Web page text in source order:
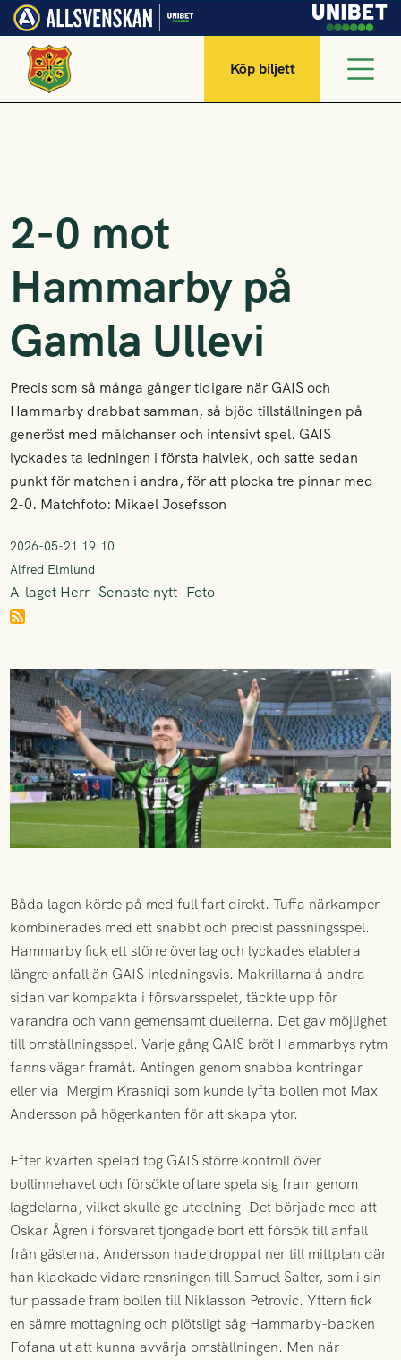
Köp biljett
2-0 mot
Hammarby på
Gamla Ullevi
Precis som så många gånger tidigare när GAIS och
Hammarby drabbat samman, så bjöd tillställningen på
generöst med målchanser och intensivt spel. GAIS
lyckades ta ledningen i första halvlek, och satte sedan
punkt för matchen i andra, för att plocka tre pinnar med
2-0. Matchfoto: Mikael Josefsson
2026-05-21 19:10
Alfred Elmlund
A-laget Herr Senaste nytt Foto
Båda lagen körde på med full fart direkt. Tuffa närkamper
kombinerades med ett snabbt och precist passningsspel.
Hammarby fick ett större övertag och lyckades etablera
längre anfall än GAIS inledningsvis. Makrillarna å andra
sidan var kompakta i försvarsspelet, täckte upp för
varandra och vann gemensamt duellerna. Det gav möjlighet
till omställningsspel. Varje gång GAIS bröt Hammarbys rytm
fanns vägar framåt. Antingen genom snabba kontringar
eller via Mergim Krasniqi som kunde lyfta bollen mot Max
Andersson på högerkanten för att skapa ytor.
Efter kvarten spelad tog GAIS större kontroll över
bollinnehavet och försökte oftare spela sig fram genom
lagdelarna, vilket skulle ge utdelning. Det började med att
Oskar Ågren i försvaret tjongade bort ett försök till anfall
från gästerna. Andersson hade droppat ner till mittplan där
han klackade vidare rensningen till Samuel Salter, som i sin
tur passade fram bollen till Niklasson Petrovic. Yttern fick
en sämre mottagning och plötsligt såg Hammarby-backen
Fofana ut att kunna avvärja omställningen. Men när